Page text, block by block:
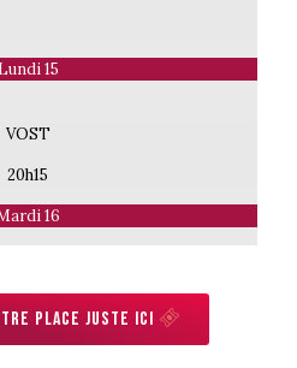
Lundi 15
VOST
20h15
16
place juste ici